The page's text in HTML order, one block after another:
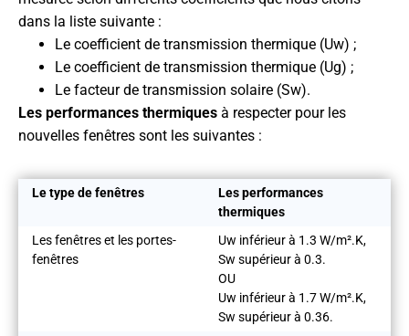
dans la liste suivante :
Le coefficient de transmission thermique (Uw) ;
Le coefficient de transmission thermique (Ug) ;
Le facteur de transmission solaire (Sw).
Les performances thermiques à respecter pour les
nouvelles fenêtres sont les suivantes :
Le type de fenêtres
Les performances
thermiques
Les fenêtres et les portes-
fenêtres
Uw inférieur à 1.3 W/m².K,
Sw supérieur à 0.3.
OU
Uw inférieur à 1.7 W/m².K,
Sw supérieur à 0.36.